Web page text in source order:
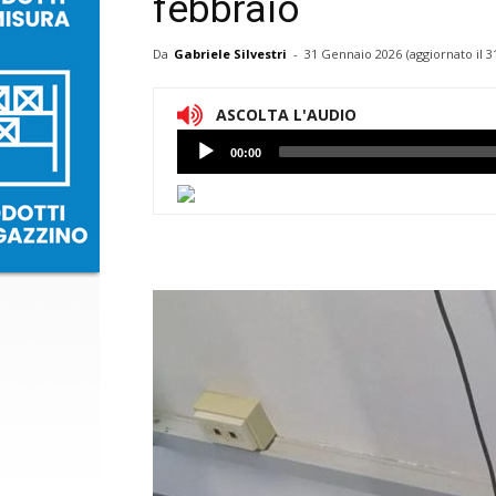
febbraio
Da Gabriele Silvestri - 31 Gennaio 2026 (aggiornato il
ASCOLTA L'AUDIO
Lettore
Audio
00:00